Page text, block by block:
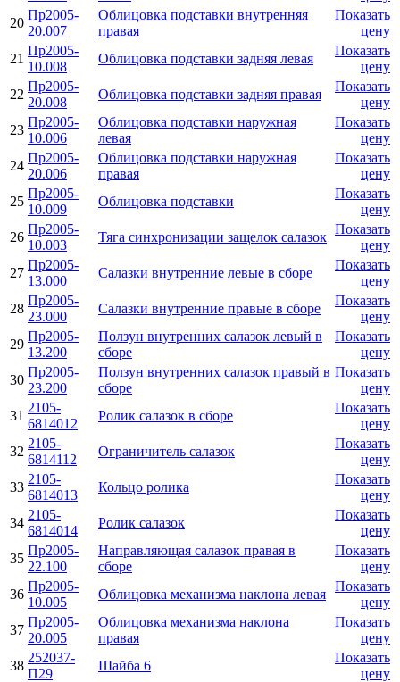
20
Пр2005-
20.007
Облицовка подставки внутренняя
правая
Показать
цену
21
Пр2005-
10.008
Облицовка подставки задняя левая
Показать
цену
22
Пр2005-
20.008
Облицовка подставки задняя правая
Показать
цену
23
Пр2005-
10.006
Облицовка подставки наружная
левая
Показать
цену
24
Пр2005-
20.006
Облицовка подставки наружная
правая
Показать
цену
25
Пр2005-
10.009
Облицовка подставки
Показать
цену
26
Пр2005-
10.003
Тяга синхронизации защелок салазок
Показать
цену
27
Пр2005-
13.000
Салазки внутренние левые в сборе
Показать
цену
28
Пр2005-
23.000
Салазки внутренние правые в сборе
Показать
цену
29
Пр2005-
13.200
Ползун внутренних салазок левый в
сборе
Показать
цену
30
Пр2005-
23.200
Ползун внутренних салазок правый в
сборе
Показать
цену
31
2105-
6814012
Ролик салазок в сборе
Показать
цену
32
2105-
6814112
Ограничитель салазок
Показать
цену
33
2105-
6814013
Кольцо ролика
Показать
цену
34
2105-
6814014
Ролик салазок
Показать
цену
35
Пр2005-
22.100
Направляющая салазок правая в
сборе
Показать
цену
36
Пр2005-
10.005
Облицовка механизма наклона левая
Показать
цену
37
Пр2005-
20.005
Облицовка механизма наклона
правая
Показать
цену
38
252037-
П29
Шайба 6
Показать
цену